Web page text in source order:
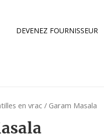
DEVENEZ FOURNISSEUR
en vrac/ Garam Masala